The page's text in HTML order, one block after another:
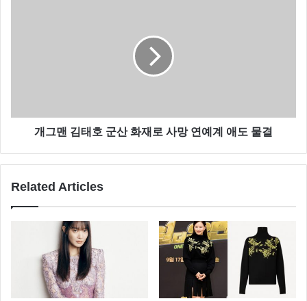
개그맨 김태호 군산 화재로 사망 연예계 애도 물결
Related Articles